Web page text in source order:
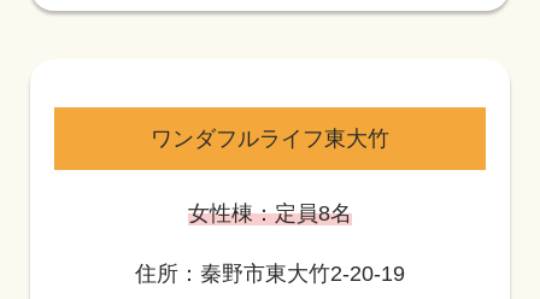
ワンダフルライフ東大竹
女性棟：定員8名
住所：秦野市東大竹2-20-19